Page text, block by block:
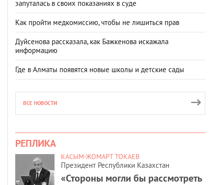
запуталась в своих показаниях в суде
Как пройти медкомиссию, чтобы не лишиться прав
Дуйсенова рассказала, как Бажкенова искажала
информацию
Где в Алматы появятся новые школы и детские сады
ВСЕ НОВОСТИ
РЕПЛИКА
КАСЫМ-ЖОМАРТ ТОКАЕВ
Президент Республики Казахстан
«Стороны могли бы рассмотреть